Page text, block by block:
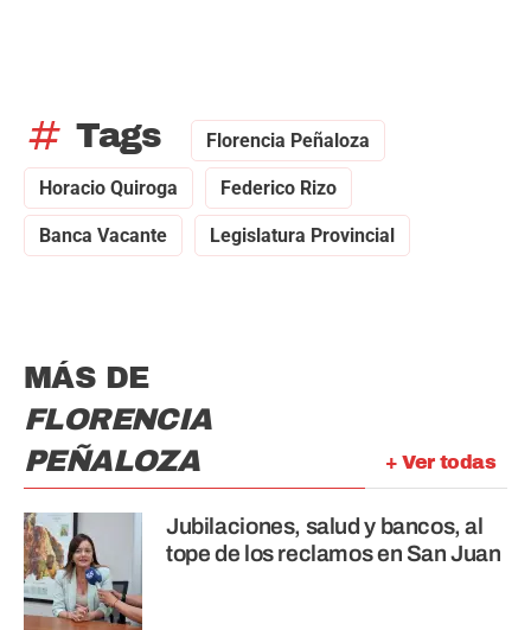
tag Tags Florencia Peñaloza
Horacio Quiroga Federico Rizo
Banca Vacante Legislatura Provincial
+ Ver todas
MÁS DE
FLORENCIA
PEÑALOZA
Jubilaciones, salud y bancos, al
tope de los reclamos en San Juan